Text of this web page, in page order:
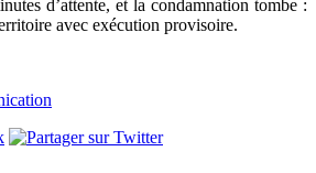
d’attente, et la condamnation tombe :
avec exécution provisoire.